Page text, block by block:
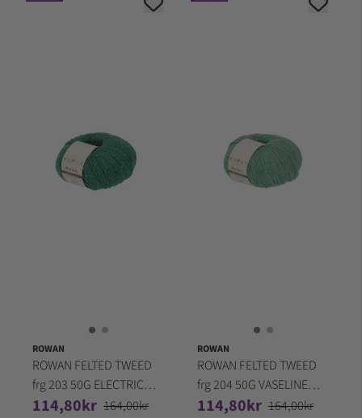
ROWAN
ROWAN FELTED TWEED
frg 203 50G ELECTRIC
GREEN
114,80kr 164,00kr
ROWAN
ROWAN FELTED TWEED
frg 204 50G VASELINE
GREEN
114,80kr 164,00kr